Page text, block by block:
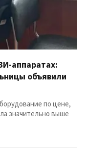
аппаратах:
объявили
по цене,
значительно выше